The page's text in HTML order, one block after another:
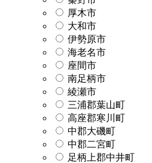
厚木市
大和市
伊勢原市
海老名市
座間市
南足柄市
綾瀬市
三浦郡葉山町
高座郡寒川町
中郡大磯町
中郡二宮町
足柄上郡中井町